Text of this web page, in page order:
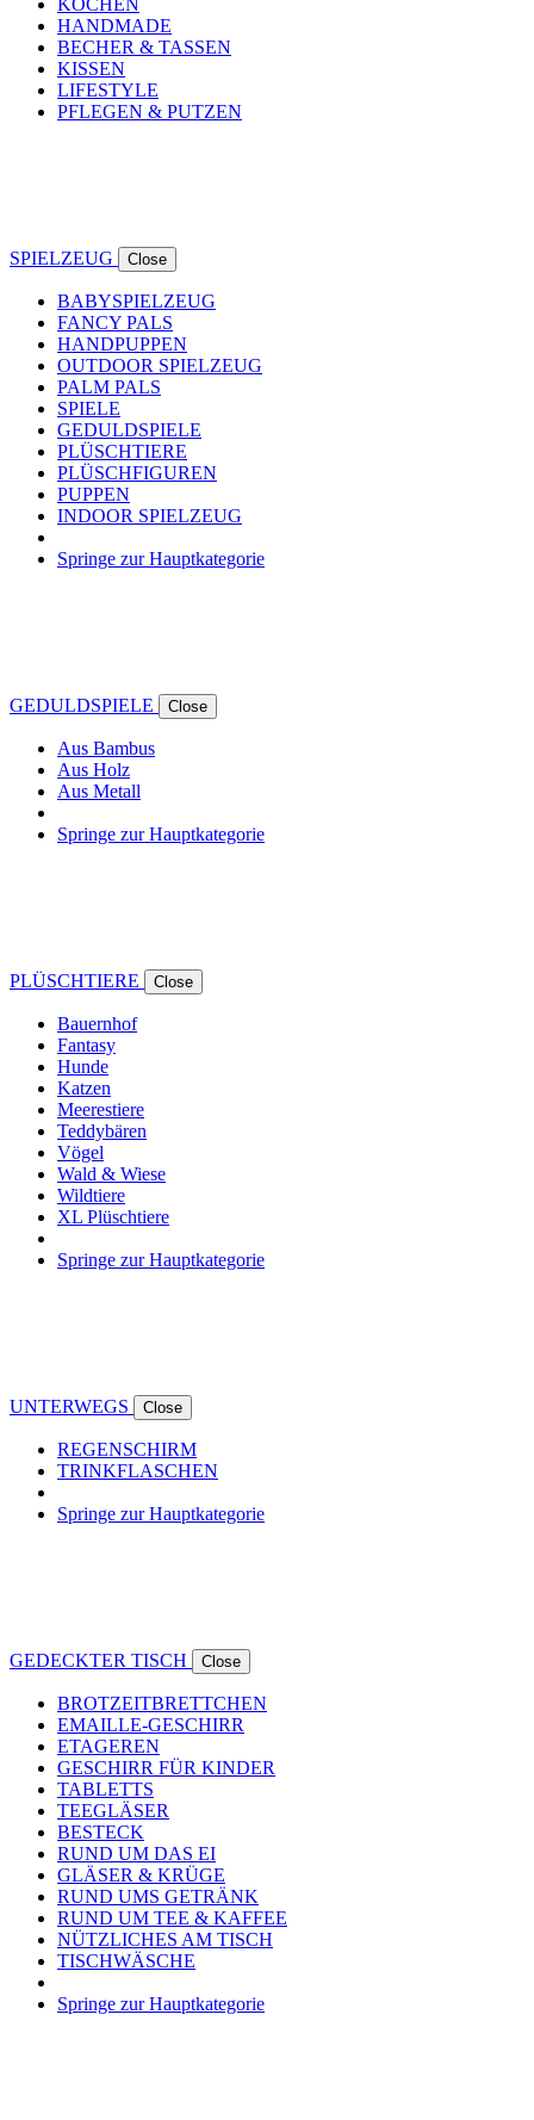
KOCHEN
HANDMADE
BECHER & TASSEN
KISSEN
LIFESTYLE
PFLEGEN & PUTZEN
SPIELZEUG Close
BABYSPIELZEUG
FANCY PALS
HANDPUPPEN
OUTDOOR SPIELZEUG
PALM PALS
SPIELE
GEDULDSPIELE
PLÜSCHTIERE
PLÜSCHFIGUREN
PUPPEN
INDOOR SPIELZEUG
Springe zur Hauptkategorie
GEDULDSPIELE Close
Aus Bambus
Aus Holz
Aus Metall
Springe zur Hauptkategorie
PLÜSCHTIERE Close
Bauernhof
Fantasy
Hunde
Katzen
Meerestiere
Teddybären
Vögel
Wald & Wiese
Wildtiere
XL Plüschtiere
Springe zur Hauptkategorie
UNTERWEGS Close
REGENSCHIRM
TRINKFLASCHEN
Springe zur Hauptkategorie
GEDECKTER TISCH Close
BROTZEITBRETTCHEN
EMAILLE-GESCHIRR
ETAGEREN
GESCHIRR FÜR KINDER
TABLETTS
TEEGLÄSER
BESTECK
RUND UM DAS EI
GLÄSER & KRÜGE
RUND UMS GETRÄNK
RUND UM TEE & KAFFEE
NÜTZLICHES AM TISCH
TISCHWÄSCHE
Springe zur Hauptkategorie